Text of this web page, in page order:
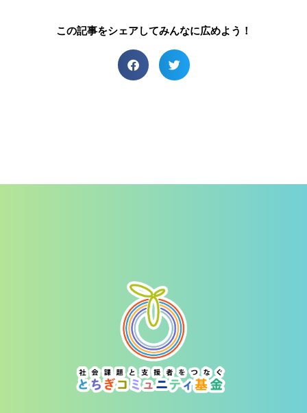
この記事をシェアしてみんなに広めよう！